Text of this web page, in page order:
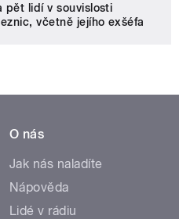
pět lidí v souvislosti
včetně jejího exšéfa
O nás
Jak nás naladíte
Nápověda
Lidé v rádiu